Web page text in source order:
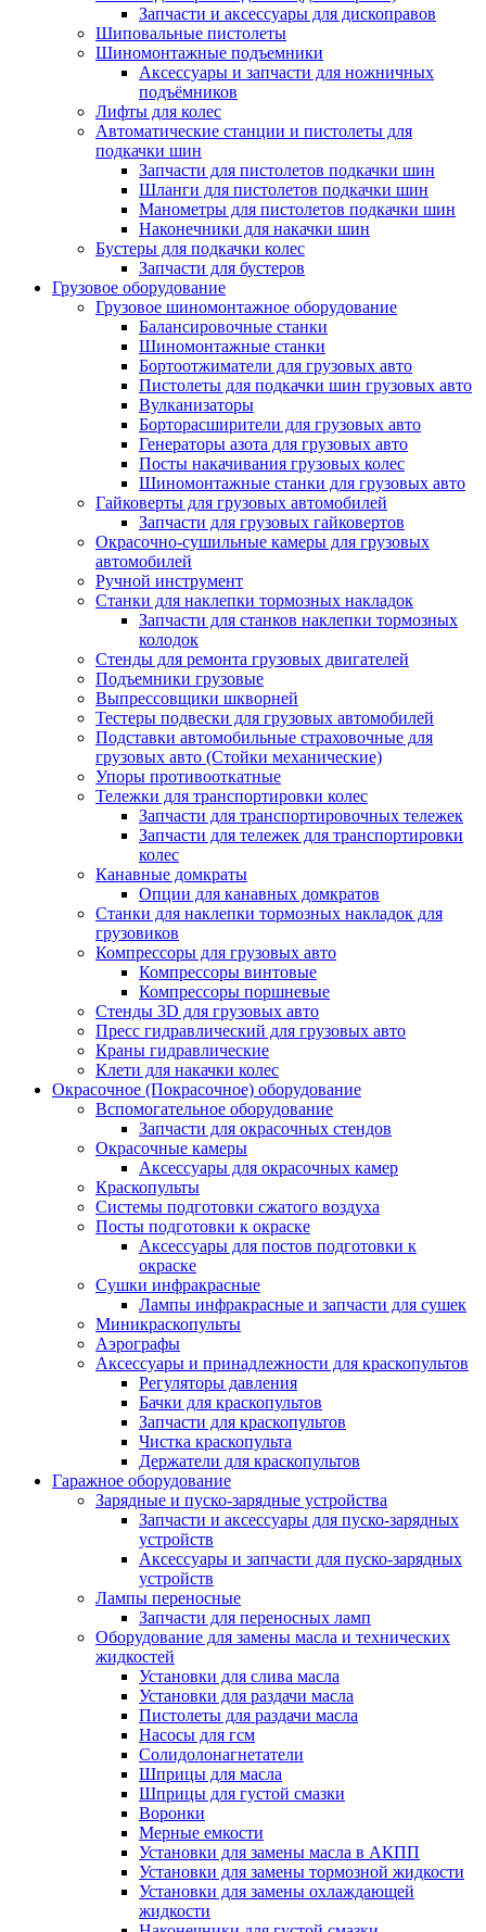
Запчасти и аксессуары для дископравов
Шиповальные пистолеты
Шиномонтажные подъемники
Аксессуары и запчасти для ножничных
подъёмников
Лифты для колес
Автоматические станции и пистолеты для
подкачки шин
Запчасти для пистолетов подкачки шин
Шланги для пистолетов подкачки шин
Манометры для пистолетов подкачки шин
Наконечники для накачки шин
Бустеры для подкачки колес
Запчасти для бустеров
Грузовое оборудование
Грузовое шиномонтажное оборудование
Балансировочные станки
Шиномонтажные станки
Бортоотжиматели для грузовых авто
Пистолеты для подкачки шин грузовых авто
Вулканизаторы
Борторасширители для грузовых авто
Генераторы азота для грузовых авто
Посты накачивания грузовых колес
Шиномонтажные станки для грузовых авто
Гайковерты для грузовых автомобилей
Запчасти для грузовых гайковертов
Окрасочно-сушильные камеры для грузовых
автомобилей
Ручной инструмент
Станки для наклепки тормозных накладок
Запчасти для станков наклепки тормозных
колодок
Стенды для ремонта грузовых двигателей
Подъемники грузовые
Выпрессовщики шкворней
Тестеры подвески для грузовых автомобилей
Подставки автомобильные страховочные для
грузовых авто (Стойки механические)
Упоры противооткатные
Тележки для транспортировки колес
Запчасти для транспортировочных тележек
Запчасти для тележек для транспортировки
колес
Канавные домкраты
Опции для канавных домкратов
Станки для наклепки тормозных накладок для
грузовиков
Компрессоры для грузовых авто
Компрессоры винтовые
Компрессоры поршневые
Стенды 3D для грузовых авто
Пресс гидравлический для грузовых авто
Краны гидравлические
Клети для накачки колес
Окрасочное (Покрасочное) оборудование
Вспомогательное оборудование
Запчасти для окрасочных стендов
Окрасочные камеры
Аксессуары для окрасочных камер
Краскопульты
Системы подготовки сжатого воздуха
Посты подготовки к окраске
Аксессуары для постов подготовки к
окраске
Сушки инфракрасные
Лампы инфракрасные и запчасти для сушек
Миникраскопульты
Аэрографы
Аксессуары и принадлежности для краскопультов
Регуляторы давления
Бачки для краскопультов
Запчасти для краскопультов
Чистка краскопульта
Держатели для краскопультов
Гаражное оборудование
Зарядные и пуско-зарядные устройства
Запчасти и аксессуары для пуско-зарядных
устройств
Аксессуары и запчасти для пуско-зарядных
устройств
Лампы переносные
Запчасти для переносных ламп
Оборудование для замены масла и технических
жидкостей
Установки для слива масла
Установки для раздачи масла
Пистолеты для раздачи масла
Насосы для гсм
Солидолонагнетатели
Шприцы для масла
Шприцы для густой смазки
Воронки
Мерные емкости
Установки для замены масла в АКПП
Установки для замены тормозной жидкости
Установки для замены охлаждающей
жидкости